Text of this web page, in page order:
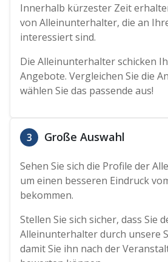
Innerhalb kürzester Zeit
von Alleinunterhalter, die an
interessiert sind.
Die Alleinunterhalter schicken
Angebote. Vergleichen Sie die
wählen Sie das passende aus!
3 Große Auswahl
Sehen Sie sich die Profile der
um einen besseren Eindruck
bekommen.
Stellen Sie sich sicher, dass Sie
Alleinunterhalter durch unsere
damit Sie ihn nach der